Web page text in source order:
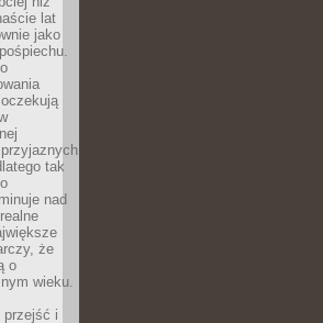
lat
jako
tak
nad
że
o
wieku.
przejść i